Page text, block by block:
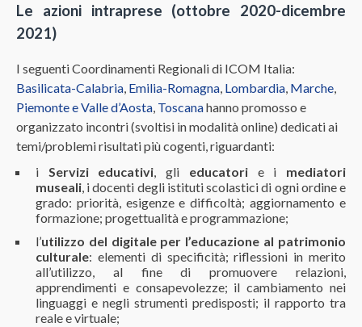
Le azioni intraprese (ottobre 2020-dicembre
2021)
I seguenti Coordinamenti Regionali di ICOM Italia:
Basilicata-Calabria, Emilia-Romagna, Lombardia, Marche,
Piemonte e Valle d’Aosta, Toscanahanno promosso e
organizzato incontri (svoltisi in modalità online) dedicati ai
temi/problemi risultati più cogenti, riguardanti:
i Servizi educativi, gli educatorie i mediatori
museali, i docenti degli istituti scolastici di ogni ordine e
grado: priorità, esigenze e difficoltà; aggiornamento e
formazione; progettualità e programmazione;
l’utilizzo del digitale per l’educazione al patrimonio
culturale: elementi di specificità; riflessioni in merito
all’utilizzo, al fine di promuovere relazioni,
apprendimenti e consapevolezze; il cambiamento nei
linguaggi e negli strumenti predisposti; il rapporto tra
reale e virtuale;